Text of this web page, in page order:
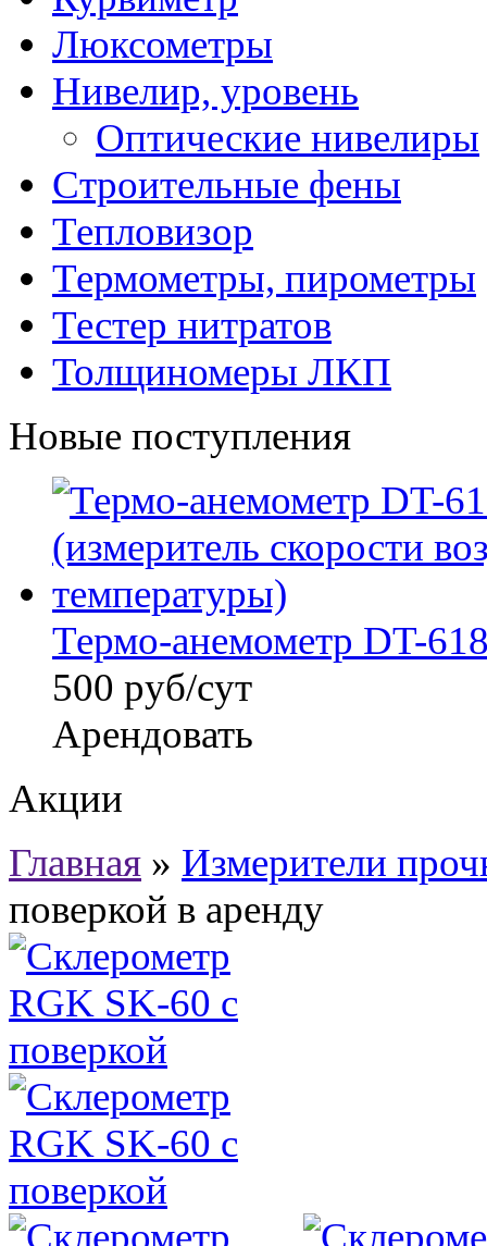
Люксометры
Нивелир, уровень
Оптические нивелиры
Строительные фены
Тепловизор
Термометры, пирометры
Тестер нитратов
Толщиномеры ЛКП
Новые поступления
Термо-анемометр DT-
500 руб/сут
Арендовать
Акции
Главная » Измерители
поверкой в аренду